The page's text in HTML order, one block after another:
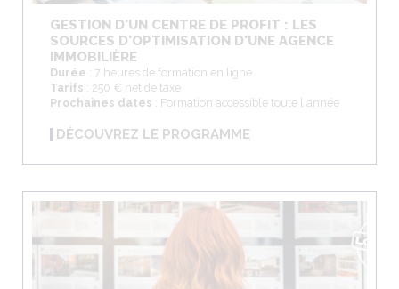
GESTION D'UN CENTRE DE PROFIT : LES
SOURCES D'OPTIMISATION D'UNE AGENCE
IMMOBILIÈRE
Durée : 7 heures de formation en ligne
Tarifs : 250 € net de taxe
Prochaines dates : Formation accessible toute l'année
DÉCOUVREZ LE PROGRAMME